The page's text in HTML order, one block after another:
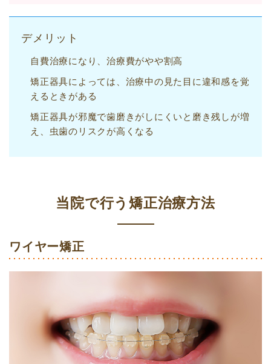
デメリット
自費治療になり、治療費がやや割高
矯正器具によっては、治療中の見た目に違和感を覚
えるときがある
矯正器具が邪魔で歯磨きがしにくいと磨き残しが増
え、虫歯のリスクが高くなる
当院で行う矯正治療方法
ワイヤー矯正